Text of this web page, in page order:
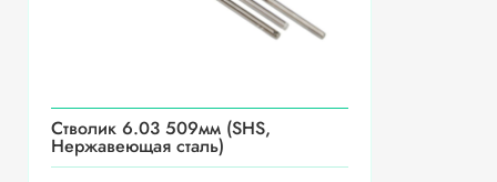
Стволик 6.03 509мм (SHS,
Нержавеющая сталь)